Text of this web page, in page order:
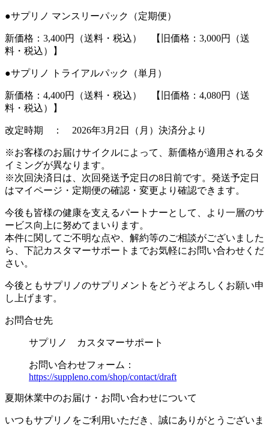
●サプリノ マンスリーパック（定期便）
新価格：3,400円（送料・税込） 【旧価格：3,000円（送
料・税込）】
●サプリノ トライアルパック（単月）
新価格：4,400円（送料・税込） 【旧価格：4,080円（送
料・税込）】
改定時期 ： 2026年3月2日（月）決済分より
※お客様のお届けサイクルによって、新価格が適用されるタ
イミングが異なります。
※次回決済日は、次回発送予定日の8日前です。発送予定日
はマイページ・定期便の確認・変更より確認できます。
今後も皆様の健康を支えるパートナーとして、より一層のサ
ービス向上に努めてまいります。
本件に関してご不明な点や、解約等のご相談がございました
ら、下記カスタマーサポートまでお気軽にお問い合わせくだ
さい。
今後ともサプリノのサプリメントをどうぞよろしくお願い申
し上げます。
お問合せ先
サプリノ カスタマーサポート
お問い合わせフォーム：
https://suppleno.com/shop/contact/draft
夏期休業中のお届け・お問い合わせについて
いつもサプリノをご利用いただき、誠にありがとうございま